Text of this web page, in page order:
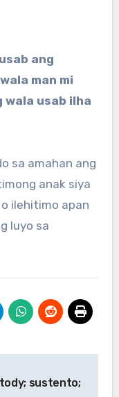
ang
man mi
wala usab ilha
sa amahan ang
anak siya
ilehitimo apan
luyo sa
sustento;